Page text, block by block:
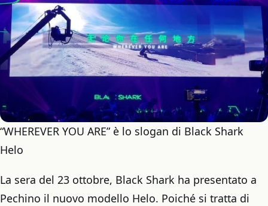
“WHEREVER YOU ARE” è lo slogan di Black Shark
Helo
La sera del 23 ottobre, Black Shark ha presentato a
Pechino il nuovo modello Helo. Poiché si tratta di